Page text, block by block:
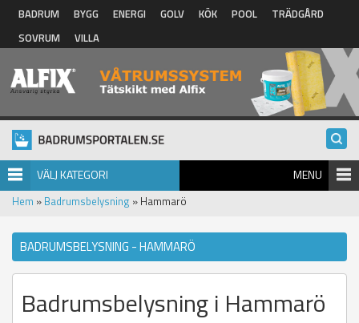
Hoppa till huvudinnehåll
BADRUM BYGG ENERGI GOLV KÖK POOL
TRÄDGÅRD
SOVRUM
VILLA
VÄLJ KATEGORI MENU
Hem » Badrumsbelysning » Hammarö
BADRUMSBELYSNING - HAMMARÖ
Badrumsbelysning i Hammarö